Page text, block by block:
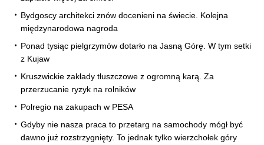
Bydgoscy architekci znów docenieni na świecie. Kolejna
międzynarodowa nagroda
Ponad tysiąc pielgrzymów dotarło na Jasną Górę. W tym setki
z Kujaw
Kruszwickie zakłady tłuszczowe z ogromną karą. Za
przerzucanie ryzyk na rolników
Polregio na zakupach w PESA
Gdyby nie nasza praca to przetarg na samochody mógł być
dawno już rozstrzygnięty. To jednak tylko wierzchołek góry